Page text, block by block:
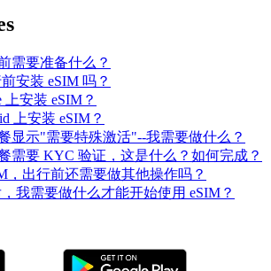
需要准备什么？
安装 eSIM 吗？
上安装 eSIM？
上安装 eSIM？
显示"需要特殊激活"--我需要做什么？
需要 KYC 验证，这是什么？如何完成？
，出行前还需要做其他操作吗？
我需要做什么才能开始使用 eSIM？